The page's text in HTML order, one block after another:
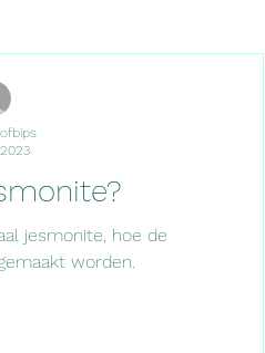
jesmonite, hoe de
worden.